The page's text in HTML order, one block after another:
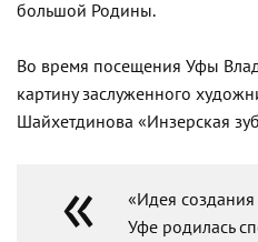
большой Родины.
Во время посещения Уфы
картину заслуженного
Шайхетдинова «Инзерская
«Идея создания
Уфе родилась